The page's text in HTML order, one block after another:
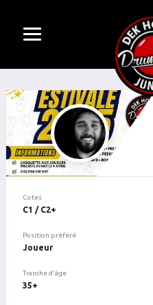
Cotes
C1 / C2+
Position préféré
Joueur
Tranche d'âge
35+